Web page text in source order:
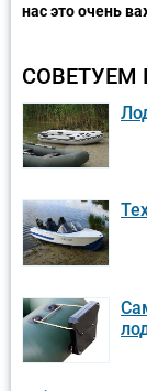
нас это очень
СОВЕТУЕМ